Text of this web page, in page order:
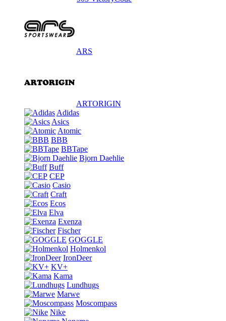
ARS
ARTORIGIN
Adidas
Asics
Atomic
BBB
BBTape
Bjorn Daehlie
Buff
CEP
Casio
Craft
Ecos
Elva
Exenza
Fischer
GOGGLE
Holmenkol
IronDeer
KV+
Kama
Lundhugs
Marwe
Moscompass
Nike